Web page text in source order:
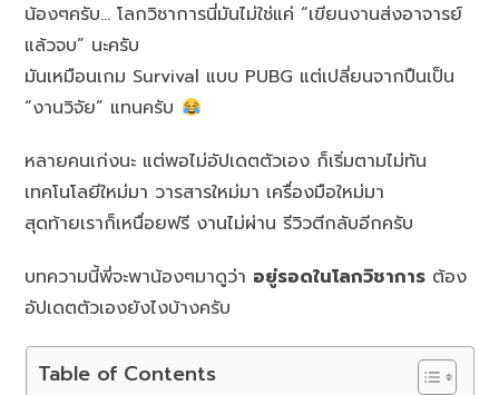
น้องๆครับ… โลกวิชาการนี่มันไม่ใช่แค่ “เขียนงานส่งอาจารย์
แล้วจบ” นะครับ
มันเหมือนเกม Survival แบบ PUBG แต่เปลี่ยนจากปืนเป็น
“งานวิจัย” แทนครับ
หลายคนเก่งนะ แต่พอไม่อัปเดตตัวเอง ก็เริ่มตามไม่ทัน
เทคโนโลยีใหม่มา วารสารใหม่มา เครื่องมือใหม่มา
สุดท้ายเราก็เหนื่อยฟรี งานไม่ผ่าน รีวิวตีกลับอีกครับ
บทความนี้พี่จะพาน้องๆมาดูว่า อยู่รอดในโลกวิชาการ ต้อง
อัปเดตตัวเองยังไงบ้างครับ
Table of Contents